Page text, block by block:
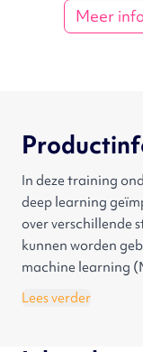
Meer
In deze training
deep learning
over verschillende
kunnen worden
machine learning
implementeren.
Lees verder